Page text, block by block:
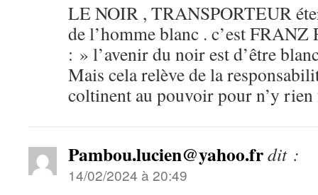
LE NOIR , TRANSPORTEUR
de l’homme blanc . c’est
: » l’avenir du noir est d’être
Mais cela relève de la
coltinent au pouvoir pour n’y rien
Pambou.lucien@yahoo.frdit :
14/02/2024 à 20:49